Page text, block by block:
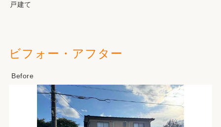
戸建て
ビフォー・アフター